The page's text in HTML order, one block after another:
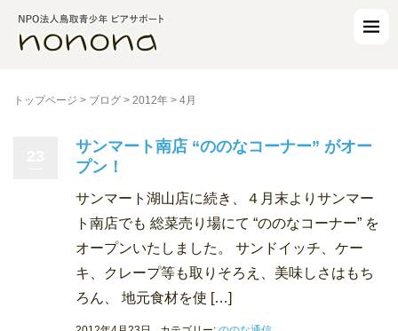
トップページ > ブログ > 2012年 > 4月
サンマート南店 “ののなコーナー” がオー
プン！
サンマート湖山店に続き、４月末よりサンマー
ト南店でも 総菜売り場にて “ののなコーナー” を
オープンいたしました。 サンドイッチ、ケー
キ、クレープ等も取りそろえ、美味しさはもち
ろん、 地元食材を使 […]